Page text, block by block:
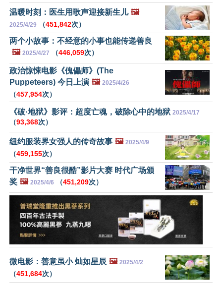
温暖时刻：医生用歌声迎接新生儿 🖼️
2025/4/29 （451,842次）
两个小故事：不经意的小事也能传递善良
🖼️ 2025/4/27 （446,059次）
政治惊悚电影《傀儡师》(The
Puppeteers) 今日上演 🖼️ 2025/4/26
（457,954次）
《破·地狱》影评：超度亡魂，破除心中的地狱 2025/4/17
（93,368次）
纽约服装界女强人的传奇故事 🖼️ 2025/4/9
（459,155次）
干净世界“善良很酷”影片大赛 时代广场颁
奖 🖼️ 2025/4/6 （451,209次）
微电影：善意虽小 灿如星辰 🖼️ 2025/4/2
（451,684次）